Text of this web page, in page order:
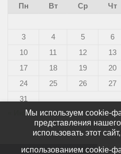
Пн
Вт Ср Чт
3
4 5 6
10
11 12 13
17
18 19 20
24
25 26 27
31
« ИюнМы используем cookie-
представления
использовать этот
использованием cookie-